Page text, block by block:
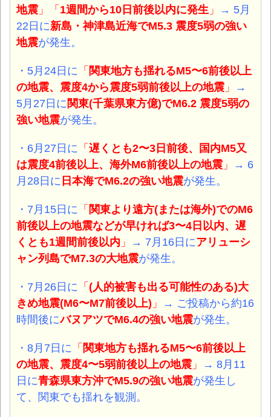
地震 」「 1週間から10日前後以内に発生 」
→ 5月
22日に新島・神津島近海でM5.3 震度5弱の強い
地震が発生。
・5月24日に 「 関東地方も揺れるM5〜6前後以上
の地震、震度4から震度5弱前後以上の地震 」
→
5月27日に 関東(千葉県東方億)でM6.2 震度5弱の
強い地震が発生。
・6月27日に 「 遅くとも2〜3日前後、国内M5又
は震度4前後以上、海外M6前後以上の地震 」
→ 6
月28日に 日本海でM6.2の強い地震が発生。
・7月15日に 「 関東より遠方(または海外)でのM6
前後以上の地震などが早ければ3〜4日以内、遅
くとも1週間前後以内 」 → 7月16日にアリューシ
ャン列島でM7.3の大地震が発生。
・7月26日に 「 (人的被害も出る可能性のある)大
きめ地震(M6〜M7前後以上) 」
→ ご投稿から約16
時間後にバヌアツでM6.4の強い地震が発生。
・8月7日に 「 関東地方も揺れるM5〜6前後以上
の地震、震度4〜5弱前後以上の地震 」
→ 8月11
日に青森県東方沖でM5.9の強い地震が発生し
て、関東でも揺れを観測。